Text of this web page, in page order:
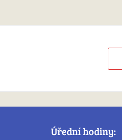
Úřední hodiny: